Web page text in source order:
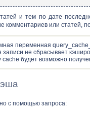
и тем по дате
комментариев или статей,
переменная
записи не сбрасывает
cache будет возможно
с помощью запроса: